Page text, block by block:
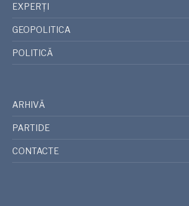
EXPERȚI
GEOPOLITICA
POLITICĂ
ARHIVĂ
PARTIDE
CONTACTE